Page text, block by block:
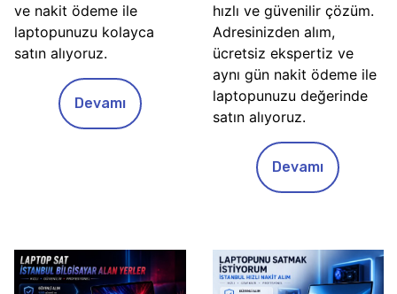
ve nakit ödeme ile
laptopunuzu kolayca
satın alıyoruz.
Devamı
hızlı ve güvenilir çözüm.
Adresinizden alım,
ücretsiz ekspertiz ve
aynı gün nakit ödeme ile
laptopunuzu değerinde
satın alıyoruz.
Devamı